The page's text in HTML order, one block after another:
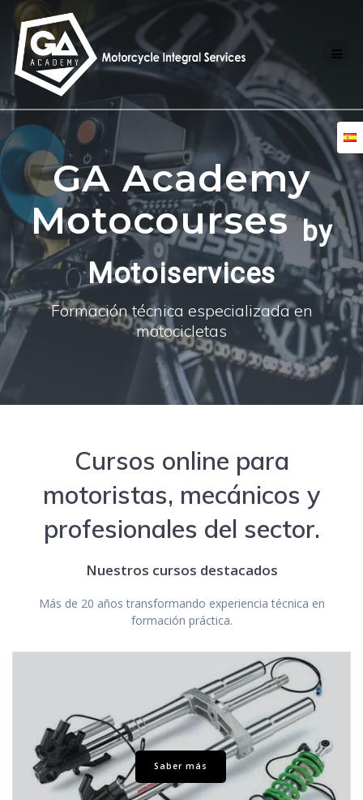
to
content
GA Academy
Motocoursesby
Motoiservices
Formación técnica especializada en
motocicletas
Cursos online para
motoristas, mecánicos y
profesionales del sector.
Nuestros cursos destacados
Más de 20 años transformando experiencia técnica en
formación práctica.
Saber más